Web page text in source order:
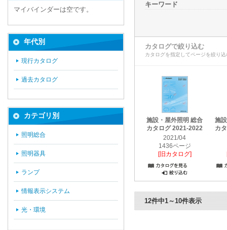
キーワード
カタログで絞り込む
カタログを指定してページを絞り
施設・屋外照明 総合
カタログ 2021-2022
2021/04
1436ページ
[旧カタログ]
施
カ
12件中1～10件表示
マイバインダーは空です。
年代別
現行カタログ
過去カタログ
カテゴリ別
照明総合
照明器具
ランプ
情報表示システム
光・環境